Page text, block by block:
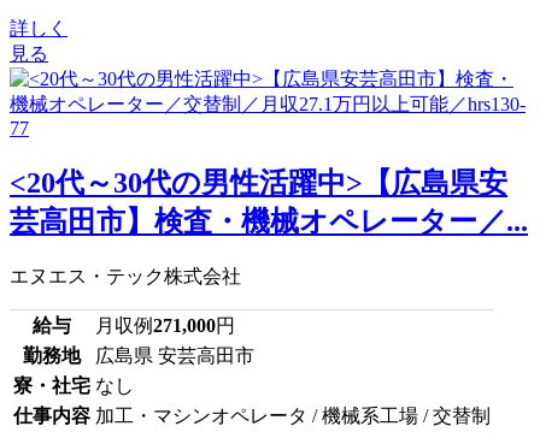
詳しく
見る
<20代～30代の男性活躍中>【広島県安
芸高田市】検査・機械オペレーター／...
エヌエス・テック株式会社
給与 月収例271,000円
勤務地
広島県 安芸高田市
寮・社宅 なし
仕事内容 加工・マシンオペレータ / 機械系工場 / 交替制